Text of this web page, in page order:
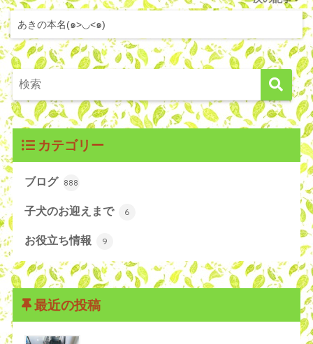
あきの本名(๑>◡<๑)
カテゴリー
ブログ 888
子犬のお迎えまで 6
お役立ち情報 9
最近の投稿